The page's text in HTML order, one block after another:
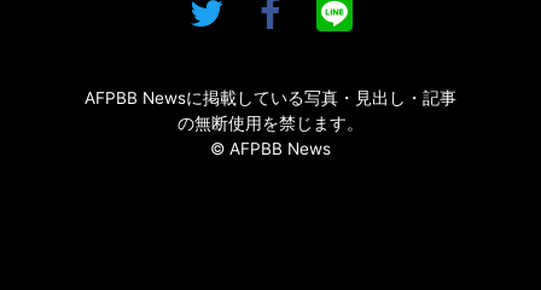
AFPBB Newsに掲載している写真・見出し・記事
の無断使用を禁じます。
© AFPBB News